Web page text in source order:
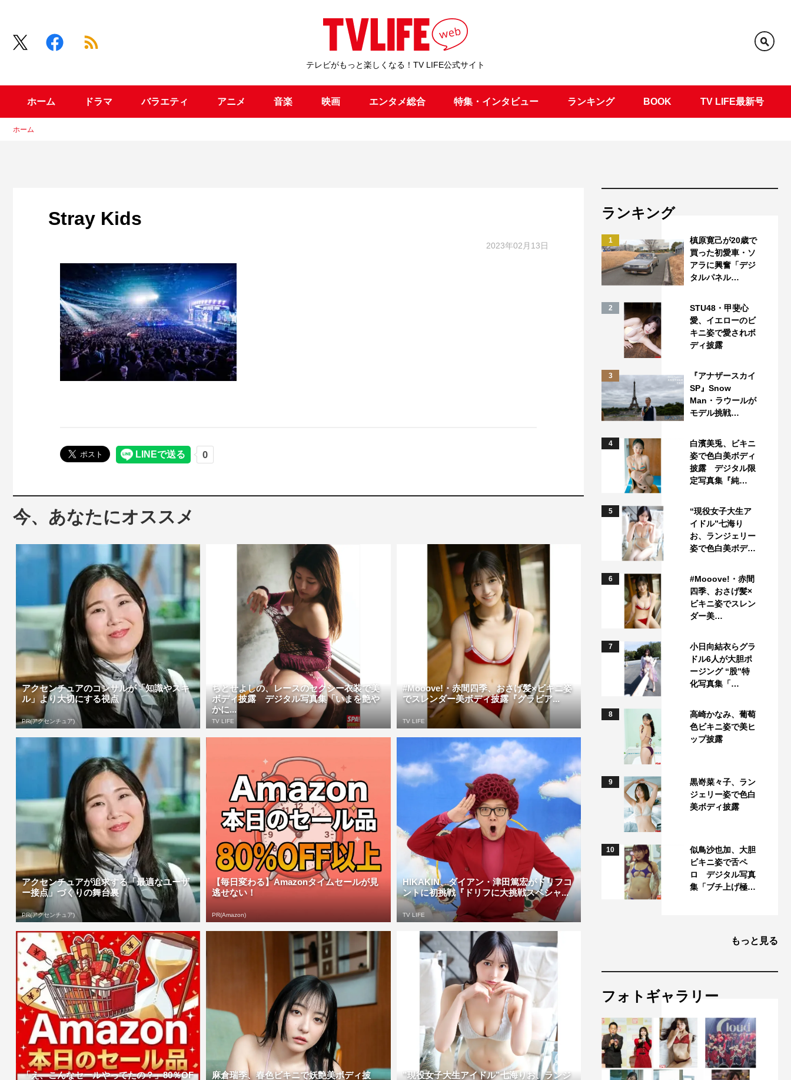
テレビがもっと楽しくなる！TV LIFE公式サイト
ホーム ドラマ バラエティ アニメ 音楽 映画 エンタメ総合 特集・インタビュー ランキング BOOK TV LIFE最新号
ホーム
Stray Kids
2023年02月13日
今、あなたにオススメ
アクセンチュアのコンサルが「知識やスキ
ル」より大切にする視点
PR(アクセンチュア)
ちとせよしの、レースのセクシー衣装で美
ボディ披露 デジタル写真集「いまを艶や
かに...
TV LIFE
#Mooove!・赤間四季、おさげ髪×ビキニ姿
でスレンダー美ボディ披露『グラビア...
TV LIFE
アクセンチュアが追求する「最適なユーザ
ー接点」づくりの舞台裏
PR(アクセンチュア)
【毎日変わる】Amazonタイムセールが見
逃せない！
PR(Amazon)
HIKAKIN、ダイアン・津田篤宏がドリフコ
ントに初挑戦『ドリフに大挑戦スペシャ...
TV LIFE
「え、こんなセールやってたの？」80％OF
麻倉瑞季、春色ビキニで妖艶美ボディ披
”現役女子大生アイドル”七海りお、ランジ
ランキング
1
槙原寛己が20歳で
買った初愛車・ソ
アラに興奮「デジ
タルパネル…
2
STU48・甲斐心
愛、イエローのビ
キニ姿で愛されボ
ディ披露
3
『アナザースカイ
SP』Snow
Man・ラウールが
モデル挑戦…
4
白濱美兎、ビキニ
姿で色白美ボディ
披露 デジタル限
定写真集『純…
5
“現役女子大生ア
イドル”七海り
お、ランジェリー
姿で色白美ボデ…
6
#Mooove!・赤間
四季、おさげ髪×
ビキニ姿でスレン
ダー美…
7
小日向結衣らグラ
ドル6人が大胆ポ
ージング “股”特
化写真集「…
8
高崎かなみ、葡萄
色ビキニ姿で美ヒ
ップ披露
9
黒嵜菜々子、ラン
ジェリー姿で色白
美ボディ披露
10
似鳥沙也加、大胆
ビキニ姿で舌ペ
ロ デジタル写真
集「ブチ上げ極…
もっと見る
フォトギャラリー